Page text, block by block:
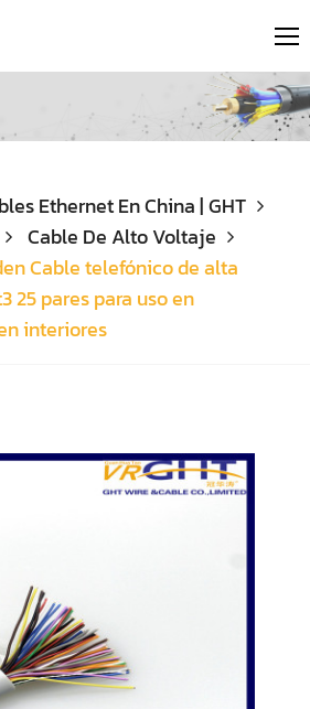
Ethernet En China | GHT
Cable De Alto Voltaje
Cable telefónico de alta
25 pares para uso en
interiores